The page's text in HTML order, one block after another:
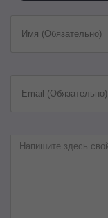
Имя (Обязательно)
Email (Обязательно)